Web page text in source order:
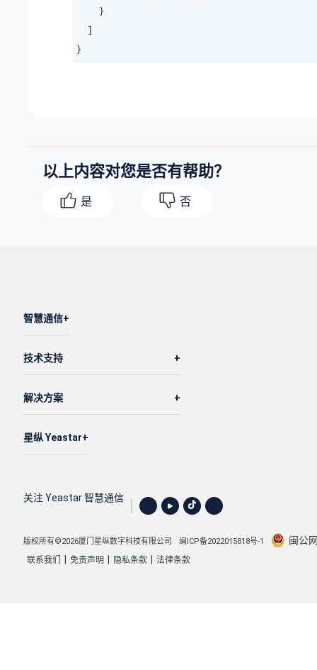
        }
    ]
}
以上内容对您是否有帮助？
是 否
智慧通信
技术支持
解决方案
星纵 Yeastar
关注 Yeastar 智慧通信
版权所有©2026厦门星纵数字科技有限公司 闽ICP备2022015818号-1 闽公
联系我们 免责声明 隐私条款 法律条款